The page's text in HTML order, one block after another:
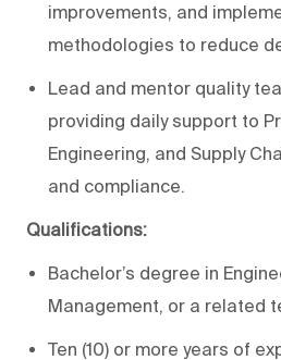
improvements, and
methodologies to reduce
Lead and mentor quality
providing daily support to
Engineering, and Supply
and compliance.
Qualifications:
Bachelor’s degree in
Management, or a related
Ten (10) or more years of